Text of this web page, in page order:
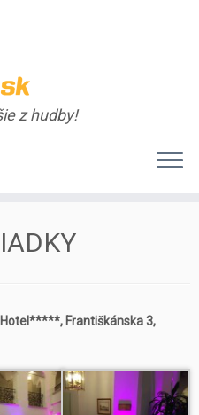
z hudby!
Hotel*****, Františkánska 3,